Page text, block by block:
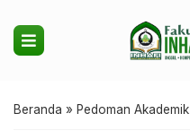
Beranda » Pedoman Akademik